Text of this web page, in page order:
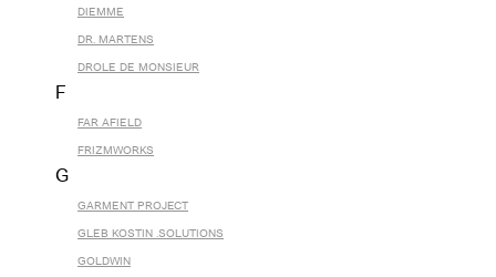
DIEMME
DR. MARTENS
DROLE DE MONSIEUR
F
FAR AFIELD
FRIZMWORKS
G
GARMENT PROJECT
GLEB KOSTIN .SOLUTIONS
GOLDWIN